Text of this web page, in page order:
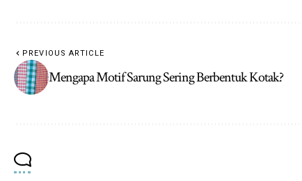
PREVIOUS ARTICLE
Mengapa Motif Sarung Sering Berbentuk Kotak?